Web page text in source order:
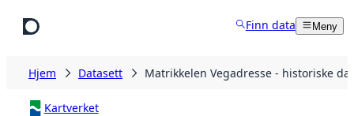
Finn data Meny
Hjem Datasett Matrikkelen Vegadresse - historiske
Kartverket